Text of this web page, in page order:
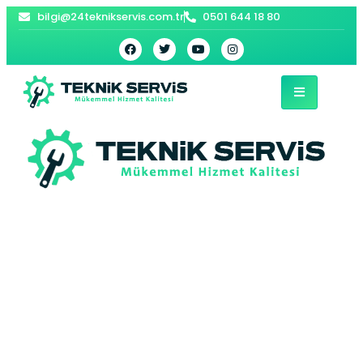
bilgi@24teknikservis.com.tr 0501 644 18 80